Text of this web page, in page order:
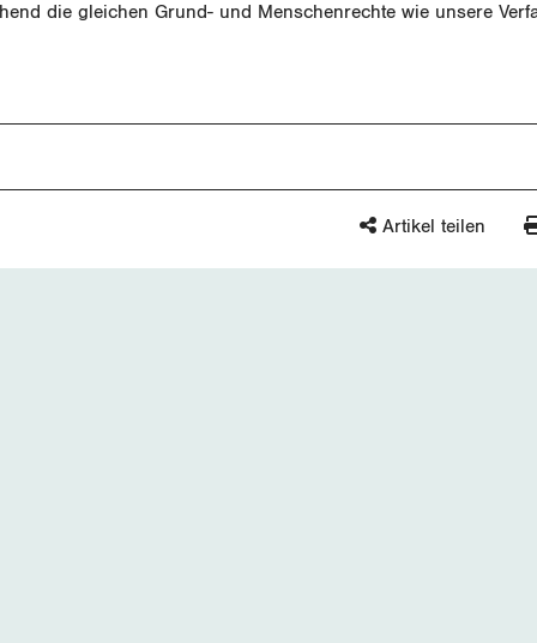
die gleichen Grund- und Menschenrechte wie unsere
Artikel teilen